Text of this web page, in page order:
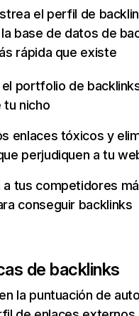
el perfil de
base de datos de
rápida que existe
portfolio de
tu nicho
enlaces tóxicos y
perjudiquen a tu
a tus competidores
conseguir backlinks
de backlinks
la puntuación de